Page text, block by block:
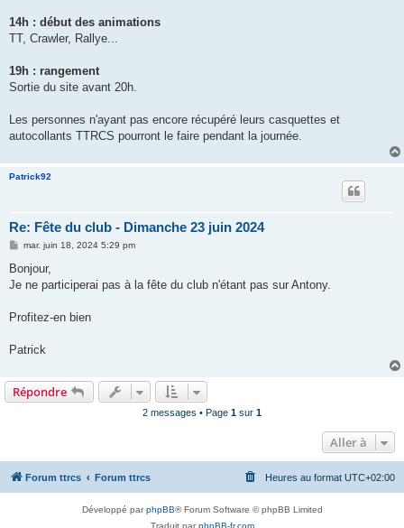
14h : début des animations
TT, Crawler, Rallye...
19h : rangement
Sortie du site avant 20h.
Les personnes n'ayant pas encore récupéré leurs casquettes et
autocollants TTRCS pourront le faire pendant la journée.
Patrick92
Re: Fête du club - Dimanche 23 juin 2024
M
s
a
mar. juin 18, 2024 5:29 pm
Bonjour,
Je ne participerai pas à la fête du club n'étant pas sur Antony.
Profitez-en bien
Patrick
Répondre
2 messages • Page 1 sur 1
Aller à
Forum ttrcs Forum ttrcs Heures au format UTC+02:00
Développé parphpBB® Forum Software © phpBB Limited
Traduit parphpBB-fr.com